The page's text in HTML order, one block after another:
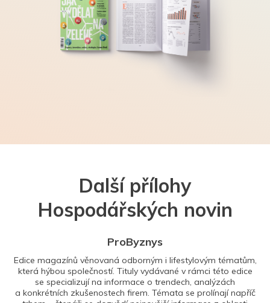
Další přílohy
Hospodářských novin
ProByznys
Edice magazínů věnovaná odborným i lifestylovým tématům,
která hýbou společností. Tituly vydávané v rámci této edice
se specializují na informace o trendech, analýzách
a konkrétních zkušenostech firem. Témata se prolínají napříč